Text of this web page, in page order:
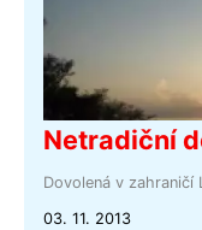
Netradiční
Dovolená v zahraničí
03. 11. 2013